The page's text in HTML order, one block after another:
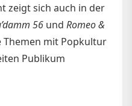
zeigt sich auch in der
56 und Romeo &
Themen mit Popkultur
Publikum